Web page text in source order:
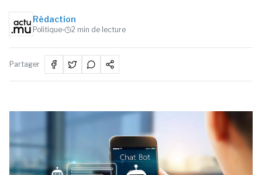
Rédaction
Politique 2 min de lecture
Partager